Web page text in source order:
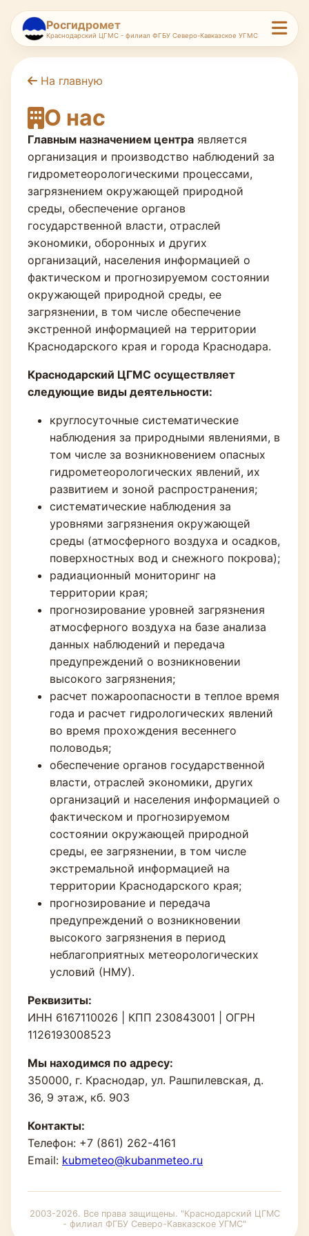
Росгидромет
Краснодарский ЦГМС - филиал ФГБУ Северо-Кавказское УГМС
На главную
О нас
Главным назначением центра является
организация и производство наблюдений за
гидрометеорологическими процессами,
загрязнением окружающей природной
среды, обеспечение органов
государственной власти, отраслей
экономики, оборонных и других
организаций, населения информацией о
фактическом и прогнозируемом состоянии
окружающей природной среды, ее
загрязнении, в том числе обеспечение
экстренной информацией на территории
Краснодарского края и города Краснодара.
Краснодарский ЦГМС осуществляет
следующие виды деятельности:
круглосуточные систематические
наблюдения за природными явлениями, в
том числе за возникновением опасных
гидрометеорологических явлений, их
развитием и зоной распространения;
систематические наблюдения за
уровнями загрязнения окружающей
среды (атмосферного воздуха и осадков,
поверхностных вод и снежного покрова);
радиационный мониторинг на
территории края;
прогнозирование уровней загрязнения
атмосферного воздуха на базе анализа
данных наблюдений и передача
предупреждений о возникновении
высокого загрязнения;
расчет пожароопасности в теплое время
года и расчет гидрологических явлений
во время прохождения весеннего
половодья;
обеспечение органов государственной
власти, отраслей экономики, других
организаций и населения информацией о
фактическом и прогнозируемом
состоянии окружающей природной
среды, ее загрязнении, в том числе
экстремальной информацией на
территории Краснодарского края;
прогнозирование и передача
предупреждений о возникновении
высокого загрязнения в период
неблагоприятных метеорологических
условий (НМУ).
Реквизиты:
ИНН 6167110026 | КПП 230843001 | ОГРН
1126193008523
Мы находимся по адресу:
350000, г. Краснодар, ул. Рашпилевская, д.
36, 9 этаж, кб. 903
Контакты:
Телефон: +7 (861) 262-4161
Email: kubmeteo@kubanmeteo.ru
2003-2026. Все права защищены. "Краснодарский ЦГМС
- филиал ФГБУ Северо-Кавказское УГМС"